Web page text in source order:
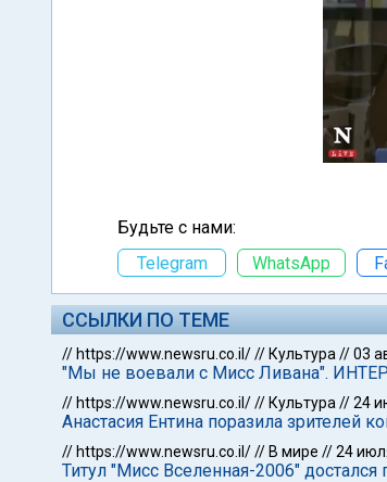
Будьте с нами:
Telegram
WhatsApp
ССЫЛКИ ПО ТЕМЕ
// https://www.newsru.co.il/// Культура //03
"Мы не воевали с Мисс Ливана".
// https://www.newsru.co.il/// Культура //24
Анастасия Ентина поразила зрителей
// https://www.newsru.co.il/// В мире //24
Титул "Мисс Вселенная-2006" достался